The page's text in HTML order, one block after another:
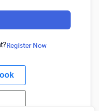
Register Now